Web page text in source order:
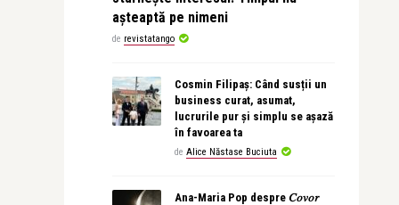
așteaptă pe nimeni
de revistatango
Cosmin Filipaș: Când susții un
business curat, asumat,
lucrurile pur și simplu se așază
în favoarea ta
de Alice Năstase Buciuta
Ana-Maria Pop despre 𝐶𝑜𝑣𝑜𝑟